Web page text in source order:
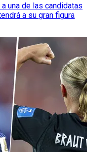
una de las candidatas
a su gran figura